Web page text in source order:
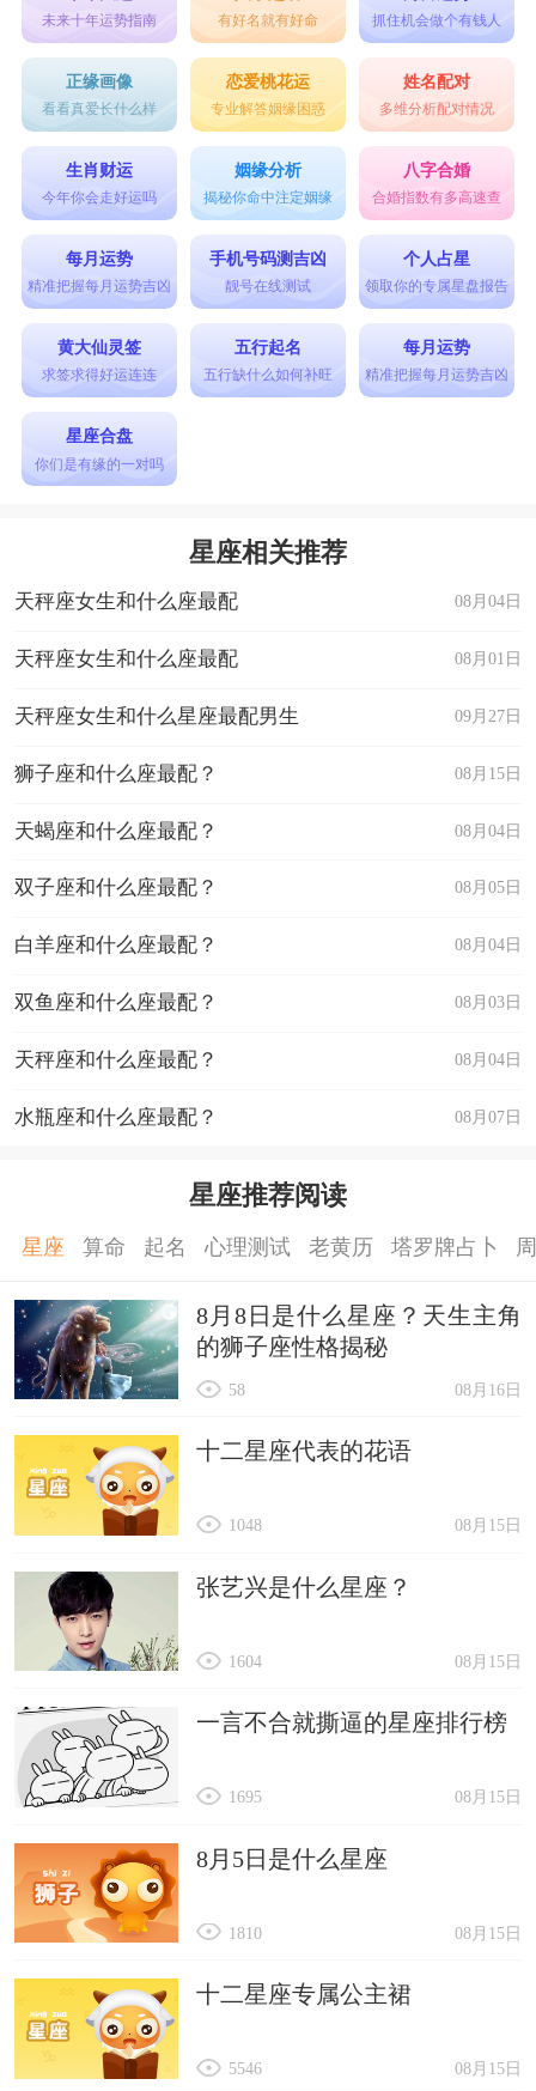
机率也会很高。
星座乐原创文章，转载需注明出处
未来十年运势指南 有好名就有好命 抓住机会做个有钱人
正缘画像
看看真爱长什么样
恋爱桃花运
专业解答姻缘困惑
姓名配对
多维分析配对情况
生肖财运
今年你会走好运吗
姻缘分析
揭秘你命中注定姻缘
八字合婚
合婚指数有多高速查
每月运势
精准把握每月运势吉凶
手机号码测吉凶
靓号在线测试
个人占星
领取你的专属星盘报告
黄大仙灵签
求签求得好运连连
五行起名
五行缺什么如何补旺
每月运势
精准把握每月运势吉凶
星座合盘
你们是有缘的一对吗
星座相关推荐
08月04日
天秤座女生和什么座最配
08月01日
天秤座女生和什么座最配
09月27日
天秤座女生和什么星座最配男生
08月15日
狮子座和什么座最配？
08月04日
天蝎座和什么座最配？
08月05日
双子座和什么座最配？
08月04日
白羊座和什么座最配？
08月03日
双鱼座和什么座最配？
08月04日
天秤座和什么座最配？
08月07日
水瓶座和什么座最配？
星座推荐阅读
星座 算命 起名 心理测试 老黄历 塔罗牌占卜
8月8日是什么星座？天生主角
的狮子座性格揭秘
08月16日
58
十二星座代表的花语
08月15日
1048
张艺兴是什么星座？
08月15日
1604
一言不合就撕逼的星座排行榜
08月15日
1695
8月5日是什么星座
08月15日
1810
十二星座专属公主裙
08月15日
5546